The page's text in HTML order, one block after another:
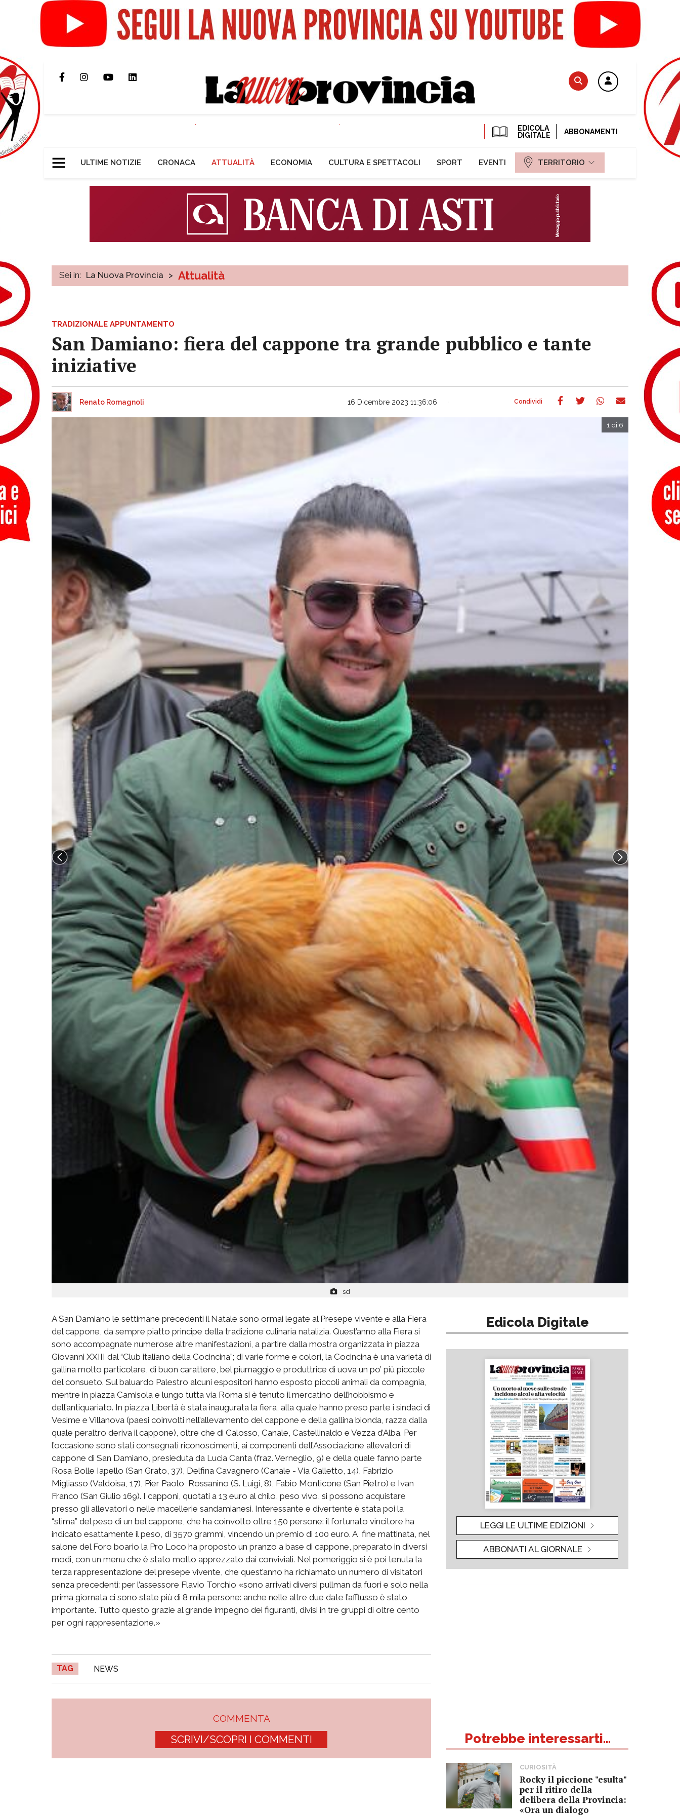
EDICOLA
DIGITALE
ABBONAMENTI
ULTIME NOTIZIE CRONACA ATTUALITÀ ECONOMIA CULTURA E SPETTACOLI SPORT EVENTI TERRITORIO
Sei in: La Nuova Provincia > Attualità
TRADIZIONALE APPUNTAMENTO
San Damiano: fiera del cappone tra grande pubblico e tante
iniziative
Renato Romagnoli 16 Dicembre 2023 11:36:06
sd
1 di 6
A San Damiano le settimane precedenti il Natale sono ormai legate al Presepe vivente e alla Fiera
del cappone, da sempre piatto principe della tradizione culinaria natalizia. Quest’anno alla Fiera si
sono accompagnate numerose altre manifestazioni, a partire dalla mostra organizzata in piazza
Giovanni XXIII dal “Club italiano della Cocincina”; di varie forme e colori, la Cocincina è una varietà di
gallina molto particolare, di buon carattere, bel piumaggio e produttrice di uova un po’ più piccole
del consueto. Sul baluardo Palestro alcuni espositori hanno esposto piccoli animali da compagnia,
mentre in piazza Camisola e lungo tutta via Roma si è tenuto il mercatino dell’hobbismo e
dell’antiquariato. In piazza Libertà è stata inaugurata la fiera, alla quale hanno preso parte i sindaci di
Vesime e Villanova (paesi coinvolti nell’allevamento del cappone e della gallina bionda, razza dalla
quale peraltro deriva il cappone), oltre che di Calosso, Canale, Castellinaldo e Vezza d’Alba. Per
l’occasione sono stati consegnati riconoscimenti, ai componenti dell’Associazione allevatori di
cappone di San Damiano, presieduta da Lucia Canta (fraz. Verneglio, 9) e della quale fanno parte
Rosa Bolle Iapello (San Grato, 37), Delfina Cavagnero (Canale - Via Galletto, 14), Fabrizio
Migliasso (Valdoisa, 17), Pier Paolo Rossanino (S. Luigi, 8), Fabio Monticone (San Pietro) e Ivan
Franco (San Giulio 169). I capponi, quotati a 13 euro al chilo, peso vivo, si possono acquistare
presso gli allevatori o nelle macellerie sandamianesi. Interessante e divertente è stata poi la
“stima” del peso di un bel cappone, che ha coinvolto oltre 150 persone: il fortunato vincitore ha
indicato esattamente il peso, di 3570 grammi, vincendo un premio di 100 euro. A fine mattinata, nel
salone del Foro boario la Pro Loco ha proposto un pranzo a base di cappone, preparato in diversi
modi, con un menu che è stato molto apprezzato dai conviviali. Nel pomeriggio si è poi tenuta la
terza rappresentazione del presepe vivente, che quest’anno ha richiamato un numero di visitatori
senza precedenti: per l’assessore Flavio Torchio «sono arrivati diversi pullman da fuori e solo nella
prima giornata ci sono state più di 8 mila persone: anche nelle altre due date l’afflusso è stato
importante. Tutto questo grazie al grande impegno dei figuranti, divisi in tre gruppi di oltre cento
per ogni rappresentazione.»
TAG NEWS
COMMENTA
SCRIVI/SCOPRI I COMMENTI
Edicola Digitale
LEGGI LE ULTIME EDIZIONI
ABBONATI AL GIORNALE
Potrebbe interessarti...
CURIOSITÀ
Rocky il piccione "esulta"
per il ritiro della
delibera della Provincia:
«Ora un dialogo